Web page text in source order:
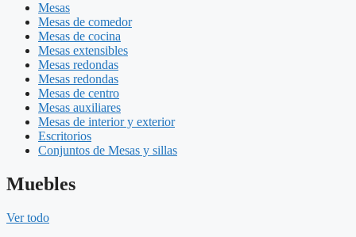
Mesas
Mesas de comedor
Mesas de cocina
Mesas extensibles
Mesas redondas
Mesas redondas
Mesas de centro
Mesas auxiliares
Mesas de interior y exterior
Escritorios
Conjuntos de Mesas y sillas
Muebles
Ver todo